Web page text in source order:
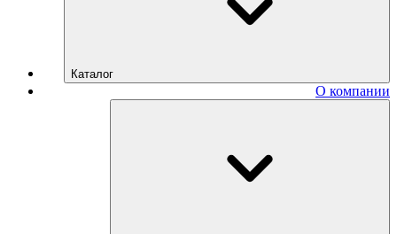
Каталог
О компании